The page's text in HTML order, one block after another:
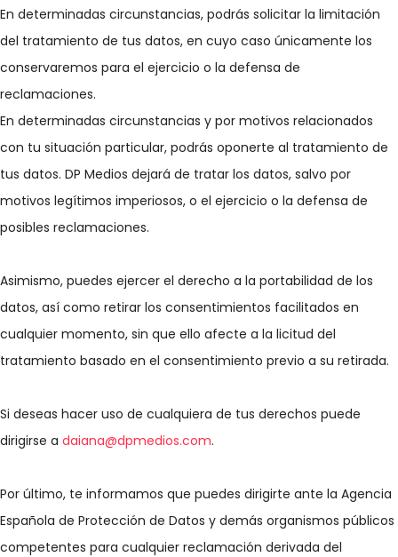
En determinadas circunstancias, podrás solicitar la limitación
del tratamiento de tus datos, en cuyo caso únicamente los
conservaremos para el ejercicio o la defensa de
reclamaciones.
En determinadas circunstancias y por motivos relacionados
con tu situación particular, podrás oponerte al tratamiento de
tus datos. DP Medios dejará de tratar los datos, salvo por
motivos legítimos imperiosos, o el ejercicio o la defensa de
posibles reclamaciones.
Asimismo, puedes ejercer el derecho a la portabilidad de los
datos, así como retirar los consentimientos facilitados en
cualquier momento, sin que ello afecte a la licitud del
tratamiento basado en el consentimiento previo a su retirada.
Si deseas hacer uso de cualquiera de tus derechos puede
dirigirse a daiana@dpmedios.com.
Por último, te informamos que puedes dirigirte ante la Agencia
Española de Protección de Datos y demás organismos públicos
competentes para cualquier reclamación derivada del